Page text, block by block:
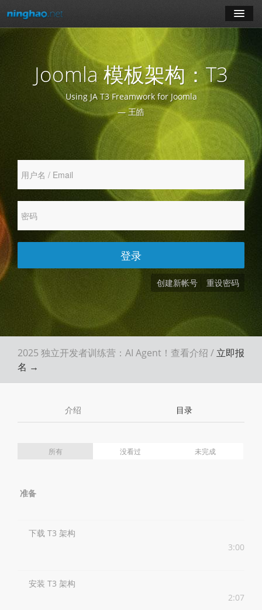
创建新帐号 重设密码
登录
Joomla 模板架构：T3
Using JA T3 Freamwork for Joomla
— 王皓
2025 独立开发者训练营：AI Agent！ 查看介绍 / 立即报
名 →
介绍 目录
所有 没看过 未完成
准备
下载 T3 架构
3:00
安装 T3 架构
2:07